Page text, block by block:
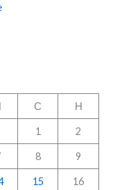
С Н
1 2
8 9
15 16